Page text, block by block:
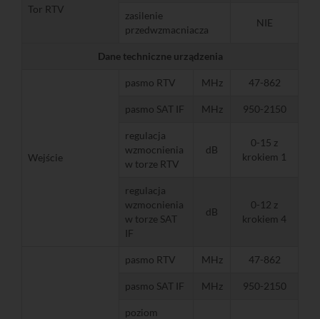
Tor RTV
zasilenie
przedwzmacniacza
NIE
Dane techniczne urządzenia
Wejście
pasmo RTV MHz 47-862
pasmo SAT IF MHz 950-2150
regulacja
wzmocnienia
w torze RTV
dB
0-15 z
krokiem 1
regulacja
wzmocnienia
w torze SAT
IF
dB
0-12 z
krokiem 4
pasmo RTV MHz 47-862
pasmo SAT IF MHz 950-2150
poziom